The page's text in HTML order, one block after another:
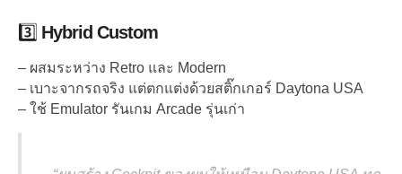
3️⃣ Hybrid Custom
– ผสมระหว่าง Retro และ Modern
– เบาะจากรถจริง แต่ตกแต่งด้วยสติ๊กเกอร์ Daytona USA
– ใช้ Emulator รันเกม Arcade รุ่นเก่า